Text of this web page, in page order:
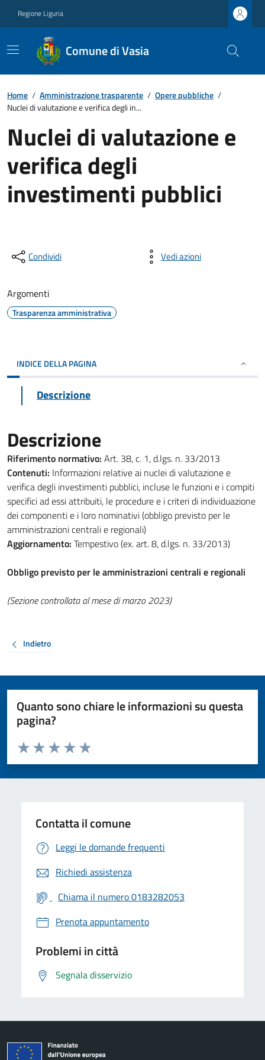
Regione Liguria
Comune di Vasia
Home / Amministrazione trasparente / Opere pubbliche /
Nuclei di valutazione e verifica degli in...
Nuclei di valutazione e
verifica degli
investimenti pubblici
Condividi Vedi azioni
Argomenti
Trasparenza amministrativa
INDICE DELLA PAGINA
Descrizione
Descrizione
Riferimento normativo: Art. 38, c. 1, d.lgs. n. 33/2013
Contenuti: Informazioni relative ai nuclei di valutazione e
verifica degli investimenti pubblici, incluse le funzioni e i compiti
specifici ad essi attribuiti, le procedure e i criteri di individuazione
dei componenti e i loro nominativi (obbligo previsto per le
amministrazioni centrali e regionali)
Aggiornamento: Tempestivo (ex. art. 8, d.lgs. n. 33/2013)
Obbligo previsto per le amministrazioni centrali e regionali
(Sezione controllata al mese di marzo 2023)
Indietro
Quanto sono chiare le informazioni su questa
pagina?
Valuta da 1 a 5 stelle la pagina
Valuta 5 stelle su 5
Valuta 4 stelle su 5
Valuta 3 stelle su 5
Valuta 2 stelle su 5
Valuta 1 stelle su 5
Contatta il comune
Leggi le domande frequenti
Richiedi assistenza
Chiama il numero 0183282053
Prenota appuntamento
Problemi in città
Segnala disservizio